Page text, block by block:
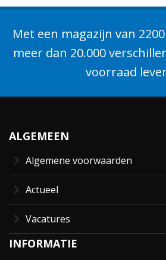
Met een magazijn van
meer dan 20.000
voorraad
ALGEMEEN
Algemene voorwaarden
Actueel
Vacatures
INFORMATIE